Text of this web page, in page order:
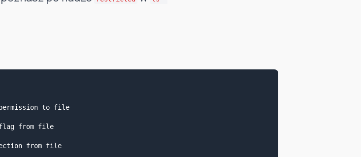
permission to file
flag from file
from file